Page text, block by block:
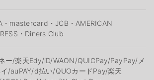
・mastercard・JCB・AMERICAN
・Diners Club
ー/楽天Edy/iD/WAON/QUICPay/PayPay/メ
イ/auPAY/d払い/QUOカードPay/楽天